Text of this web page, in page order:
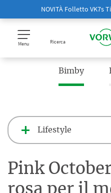
NOVITÀ Folletto VK7s
Menu Ricerca
Bimby
Lifestyle
Pink